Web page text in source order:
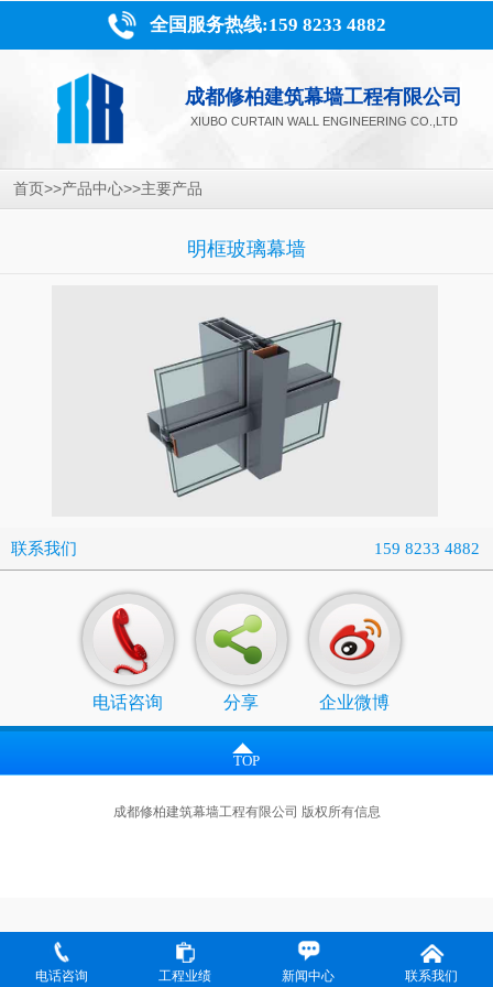
全国服务热线:159 8233 4882
成都修柏建筑幕墙工程有限公司
XIUBO CURTAIN WALL ENGINEERING CO.,LTD
首页>>产品中心>>主要产品
明框玻璃幕墙
联系我们 159 8233 4882
电话咨询 分享 企业微博
TOP
成都修柏建筑幕墙工程有限公司 版权所有信息
电话咨询 工程业绩 新闻中心 联系我们